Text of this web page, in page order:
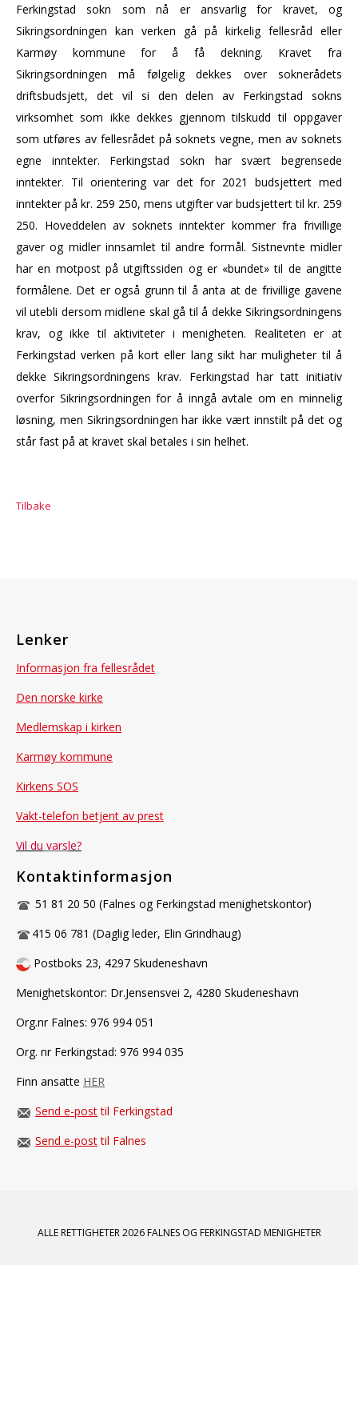
Ferkingstad sokn som nå er ansvarlig for kravet, og
Sikringsordningen kan verken gå på kirkelig fellesråd eller
Karmøy kommune for å få dekning. Kravet fra
Sikringsordningen må følgelig dekkes over soknerådets
driftsbudsjett, det vil si den delen av Ferkingstad sokns
virksomhet som ikke dekkes gjennom tilskudd til oppgaver
som utføres av fellesrådet på soknets vegne, men av soknets
egne inntekter. Ferkingstad sokn har svært begrensede
inntekter. Til orientering var det for 2021 budsjettert med
inntekter på kr. 259 250, mens utgifter var budsjettert til kr. 259
250. Hoveddelen av soknets inntekter kommer fra frivillige
gaver og midler innsamlet til andre formål. Sistnevnte midler
har en motpost på utgiftssiden og er «bundet» til de angitte
formålene. Det er også grunn til å anta at de frivillige gavene
vil utebli dersom midlene skal gå til å dekke Sikringsordningens
krav, og ikke til aktiviteter i menigheten. Realiteten er at
Ferkingstad verken på kort eller lang sikt har muligheter til å
dekke Sikringsordningens krav. Ferkingstad har tatt initiativ
overfor Sikringsordningen for å inngå avtale om en minnelig
løsning, men Sikringsordningen har ikke vært innstilt på det og
står fast på at kravet skal betales i sin helhet.
Tilbake
Lenker
Informasjon fra fellesrådet
Den norske kirke
Medlemskap i kirken
Karmøy kommune
Kirkens SOS
Vakt-telefon betjent av prest
Vil du varsle?
Kontaktinformasjon
51 81 20 50 (Falnes og Ferkingstad menighetskontor)
415 06 781 (Daglig leder, Elin Grindhaug)
Postboks 23, 4297 Skudeneshavn
Menighetskontor: Dr.Jensensvei 2, 4280 Skudeneshavn
Org.nr Falnes: 976 994 051
Org. nr Ferkingstad: 976 994 035
Finn ansatte HER
Send e-posttil Ferkingstad
Send e-post til Falnes
ALLE RETTIGHETER 2026 FALNES OG FERKINGSTAD MENIGHETER